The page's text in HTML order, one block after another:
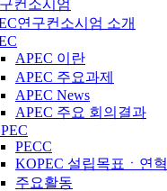
컨소시엄
연구컨소시엄 소개
APEC 이란
APEC 주요과제
APEC News
APEC 주요 회의결과
PECC
KOPEC 설립목표ㆍ연혁
주요활동